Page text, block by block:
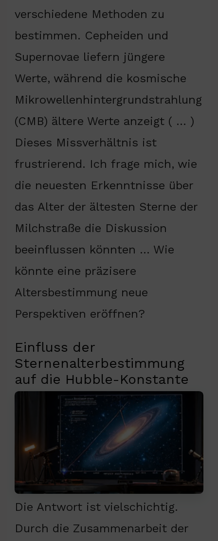
verschiedene Methoden zu
bestimmen. Cepheiden und
Supernovae liefern jüngere
Werte, während die kosmische
Mikrowellenhintergrundstrahlung
(CMB) ältere Werte anzeigt ( … )
Dieses Missverhältnis ist
frustrierend. Ich frage mich, wie
die neuesten Erkenntnisse über
das Alter der ältesten Sterne der
Milchstraße die Diskussion
beeinflussen könnten … Wie
könnte eine präzisere
Altersbestimmung neue
Perspektiven eröffnen?
Einfluss der
Sternenalterbestimmung
auf die Hubble-Konstante
Die Antwort ist vielschichtig.
Durch die Zusammenarbeit der